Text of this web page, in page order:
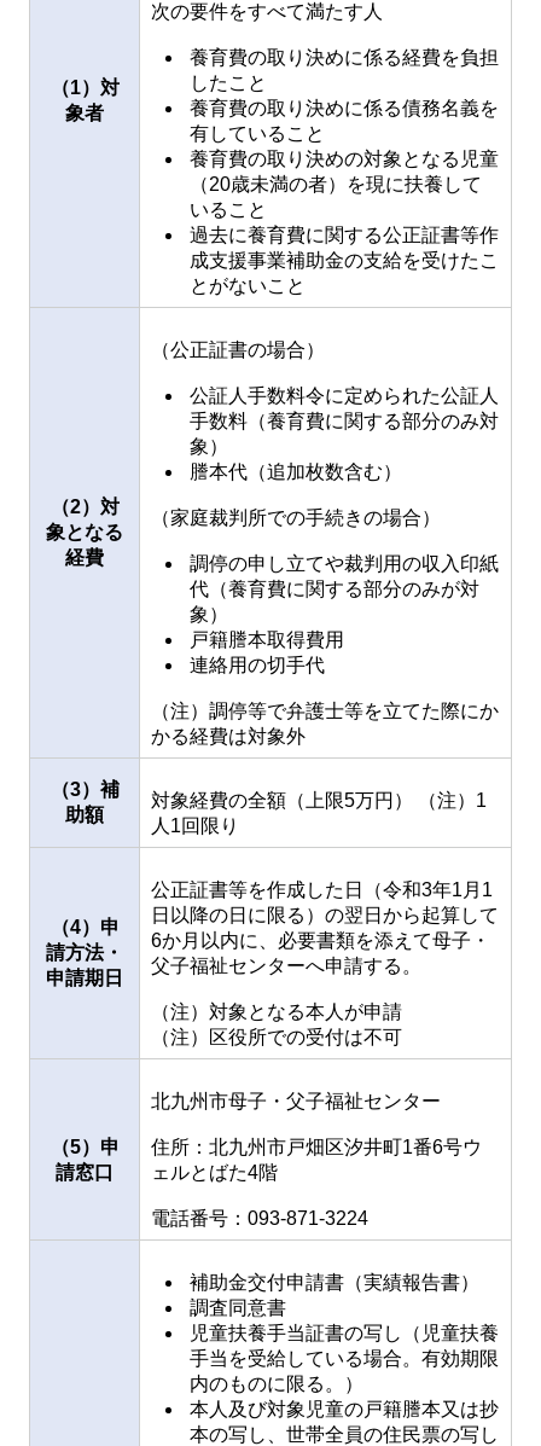
（1）対
象者
次の要件をすべて満たす人
養育費の取り決めに係る経費を負担
したこと
養育費の取り決めに係る債務名義を
有していること
養育費の取り決めの対象となる児童
（20歳未満の者）を現に扶養して
いること
過去に養育費に関する公正証書等作
成支援事業補助金の支給を受けたこ
とがないこと
（2）対
象となる
経費
（公正証書の場合）
公証人手数料令に定められた公証人
手数料（養育費に関する部分のみ対
象）
謄本代（追加枚数含む）
（家庭裁判所での手続きの場合）
調停の申し立てや裁判用の収入印紙
代（養育費に関する部分のみが対
象）
戸籍謄本取得費用
連絡用の切手代
（注）調停等で弁護士等を立てた際にか
かる経費は対象外
（3）補
助額
対象経費の全額（上限5万円） （注）1
人1回限り
（4）申
請方法・
申請期日
公正証書等を作成した日（令和3年1月1
日以降の日に限る）の翌日から起算して
6か月以内に、必要書類を添えて母子・
父子福祉センターへ申請する。
（注）対象となる本人が申請
（注）区役所での受付は不可
（5）申
請窓口
北九州市母子・父子福祉センター
住所：北九州市戸畑区汐井町1番6号ウ
ェルとばた4階
電話番号：093-871-3224
補助金交付申請書（実績報告書）
調査同意書
児童扶養手当証書の写し（児童扶養
手当を受給している場合。有効期限
内のものに限る。）
本人及び対象児童の戸籍謄本又は抄
本の写し、世帯全員の住民票の写し